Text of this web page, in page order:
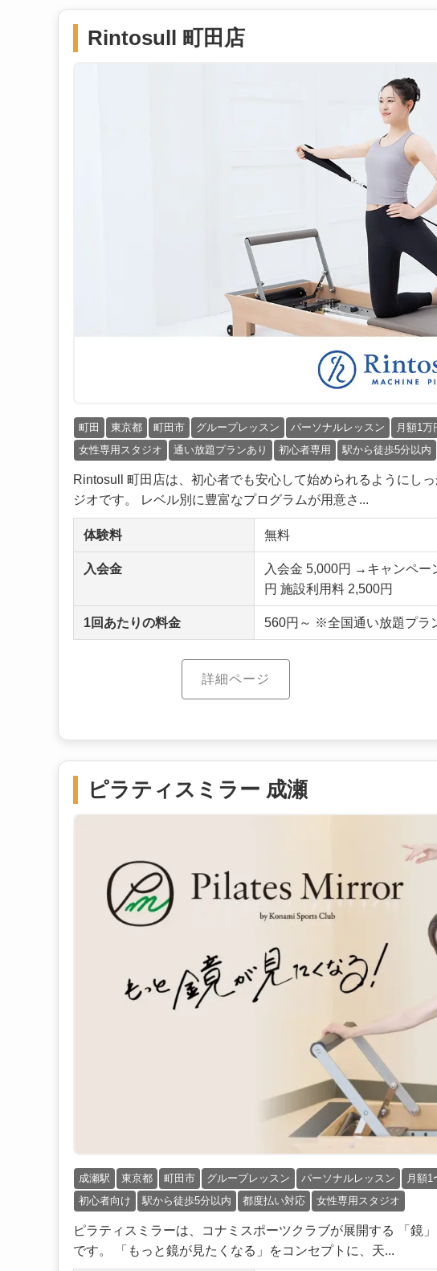
Rintosull 町田店
町田 東京都 町田市 グループレッスン パーソナルレッスン 月額1万
女性専用スタジオ
通い放題プランあり 初心者専用 駅から徒歩5分以内
Rintosull 町田店は、初心者でも安心して始められるようにし
ジオです。 レベル別に豊富なプログラムが用意さ...
体験料 無料
入会金
入会金 5,000円 →キャンペ
円 施設利用料 2,500円
1回あたりの料金 560円～ ※全国通い放題プラ
詳細ページ
ピラティスミラー 成瀬
成瀬駅 東京都 町田市 グループレッスン パーソナルレッスン
月額1
初心者向け
駅から徒歩5分以内 都度払い対応 女性専用スタジオ
ピラティスミラーは、コナミスポーツクラブが展開する 「鏡
です。 「もっと鏡が見たくなる」をコンセプトに、天...